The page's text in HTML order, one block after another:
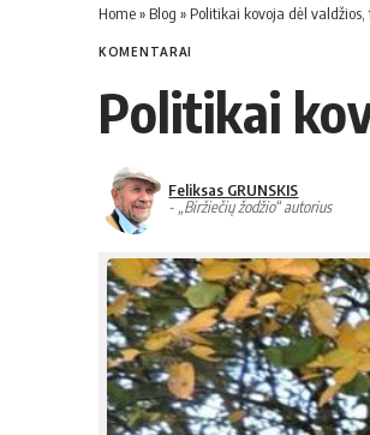
Home» Blog » Politikai kovoja dėl
KOMENTARAI
Politikai
Feliksas GRUNSKIS
- „Biržiečių žodžio“ autorius